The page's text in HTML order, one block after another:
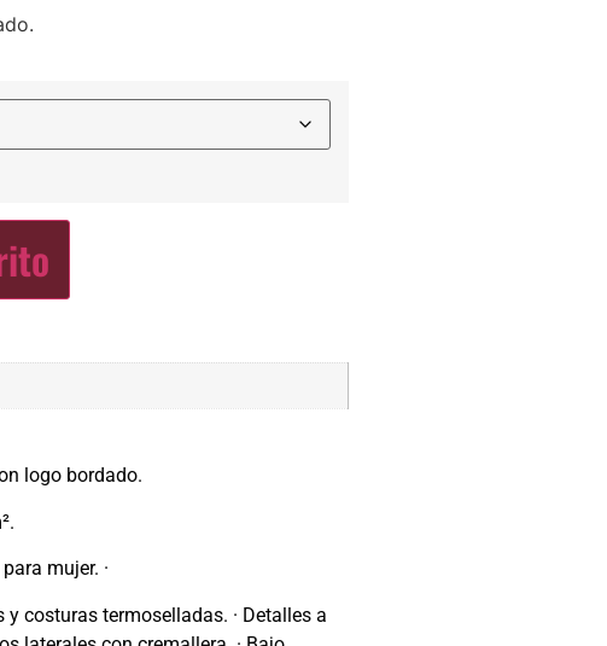
logo bordado.
mujer. ·
costuras termoselladas. · Detalles a